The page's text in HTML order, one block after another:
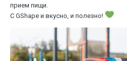
прием пищи.
С GShape и вкусно, и полезно!